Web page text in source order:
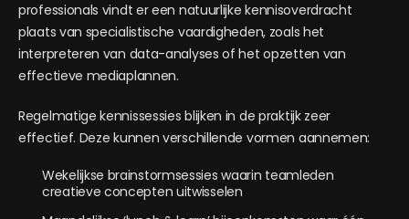
professionals vindt er een natuurlijke kennisoverdracht
plaats van specialistische vaardigheden, zoals het
interpreteren van data-analyses of het opzetten van
effectieve mediaplannen.
Regelmatige kennissessies blijken in de praktijk zeer
effectief. Deze kunnen verschillende vormen aannemen:
Wekelijkse brainstormsessies waarin teamleden
creatieve concepten uitwisselen